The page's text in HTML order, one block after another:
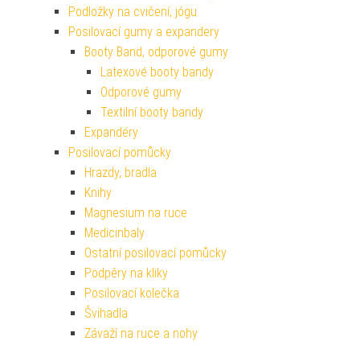
Podložky na cvičení, jógu
Posilovací gumy a expandery
Booty Band, odporové gumy
Latexové booty bandy
Odporové gumy
Textilní booty bandy
Expandéry
Posilovací pomůcky
Hrazdy, bradla
Knihy
Magnesium na ruce
Medicinbaly
Ostatní posilovací pomůcky
Podpěry na kliky
Posilovací kolečka
Švihadla
Závaží na ruce a nohy